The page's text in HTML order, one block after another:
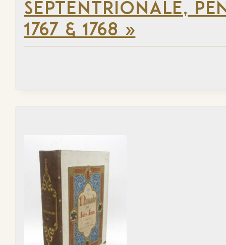
SEPTENTRIONALE,
1767 & 1768 »